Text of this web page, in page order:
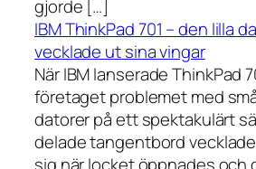
gjorde […]
IBM ThinkPad 701 – den lilla
vecklade ut sina vingar
När IBM lanserade ThinkPad
företaget problemet med
datorer på ett spektakulärt
delade tangentbord